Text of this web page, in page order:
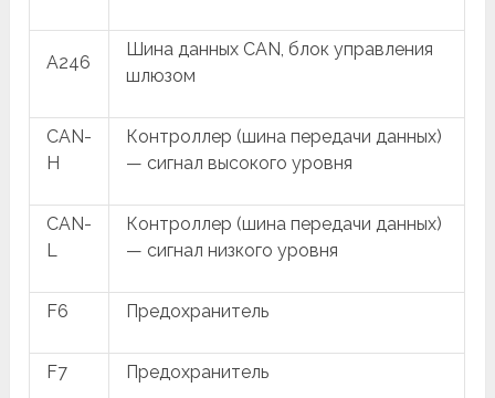
A246
Шина данных CAN, блок управления
шлюзом
CAN-
H
Контроллер (шина передачи данных)
— сигнал высокого уровня
CAN-
L
Контроллер (шина передачи данных)
— сигнал низкого уровня
F6 Предохранитель
F7 Предохранитель